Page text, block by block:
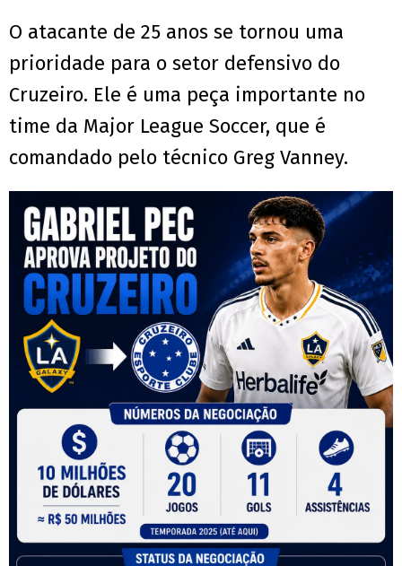
O atacante de 25 anos se tornou uma
prioridade para o setor defensivo do
Cruzeiro. Ele é uma peça importante no
time da Major League Soccer, que é
comandado pelo técnico Greg Vanney.